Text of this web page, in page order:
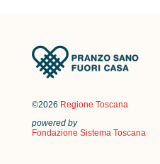
©2026 Regione Toscana
powered by
Fondazione Sistema Toscana